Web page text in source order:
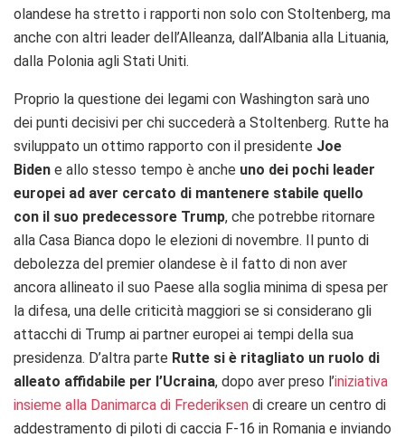
olandese ha stretto i rapporti non solo con Stoltenberg, ma
anche con altri leader dell’Alleanza, dall’Albania alla Lituania,
dalla Polonia agli Stati Uniti.
Proprio la questione dei legami con Washington sarà uno
dei punti decisivi per chi succederà a Stoltenberg. Rutte ha
sviluppato un ottimo rapporto con il presidente Joe
Biden e allo stesso tempo è anche uno dei pochi leader
europei ad aver cercato di mantenere stabile quello
con il suo predecessore Trump, che potrebbe ritornare
alla Casa Bianca dopo le elezioni di novembre. Il punto di
debolezza del premier olandese è il fatto di non aver
ancora allineato il suo Paese alla soglia minima di spesa per
la difesa, una delle criticità maggiori se si considerano gli
attacchi di Trump ai partner europei ai tempi della sua
presidenza. D’altra parte Rutte si è ritagliato un ruolo di
alleato affidabile per l’Ucraina, dopo aver preso l’iniziativa
insieme alla Danimarca di Frederiksen di creare un centro di
addestramento di piloti di caccia F-16 in Romania e inviando